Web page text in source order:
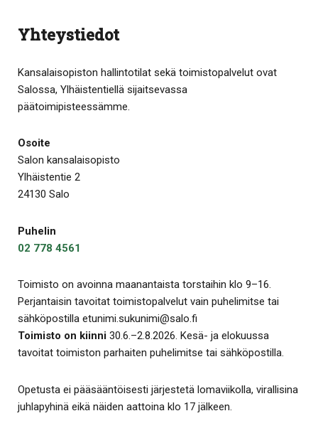
Yhteystiedot
Kansalaisopiston hallintotilat sekä toimistopalvelut ovat
Salossa, Ylhäistentiellä sijaitsevassa
päätoimipisteessämme.
Osoite
Salon kansalaisopisto
Ylhäistentie 2
24130 Salo
Puhelin
02 778 4561
Toimisto on avoinna maanantaista torstaihin klo 9–16.
Perjantaisin tavoitat toimistopalvelut vain puhelimitse tai
sähköpostilla etunimi.sukunimi@salo.fi
Toimisto on kiinni 30.6.–2.8.2026. Kesä- ja elokuussa
tavoitat toimiston parhaiten puhelimitse tai sähköpostilla.
Opetusta ei pääsääntöisesti järjestetä lomaviikolla, virallisina
juhlapyhinä eikä näiden aattoina klo 17 jälkeen.